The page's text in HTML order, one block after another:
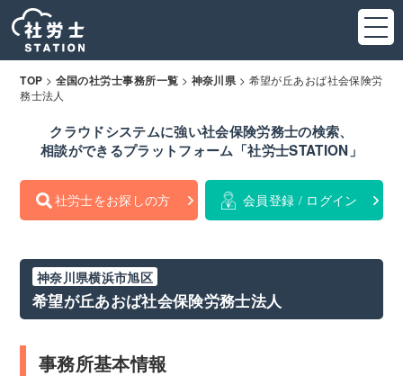
TOP > 全国の社労士事務所一覧 > 神奈川県 > 希望が丘あおば社会保険労
務士法人
クラウドシステムに強い社会保険労務士の検索、
相談ができるプラットフォーム「社労士STATION」
社労士をお探しの方 会員登録 / ログイン
神奈川県横浜市旭区
希望が丘あおば社会保険労務士法人
事務所基本情報